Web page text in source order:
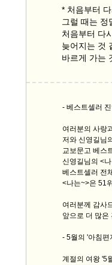
* 처음부터
그럴 때는 정
처음부터 다
늦어지는 것
바르게 가는
- 베스트셀러
여러분의 사랑
저와 신영길님
교보문고 베스
신영길님의 <
베스트셀러 전
<나는~>은 51
여러분께 감사
앞으로 더 많은
- 5월의 '아침편
계절의 여왕 '5